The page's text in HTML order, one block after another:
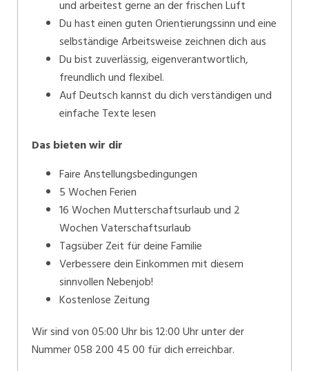
und arbeitest gerne an der frischen Luft
Du hast einen guten Orientierungssinn und eine
selbständige Arbeitsweise zeichnen dich aus
Du bist zuverlässig, eigenverantwortlich,
freundlich und flexibel.
Auf Deutsch kannst du dich verständigen und
einfache Texte lesen
Das bieten wir dir
Faire Anstellungsbedingungen
5 Wochen Ferien
16 Wochen Mutterschaftsurlaub und 2
Wochen Vaterschaftsurlaub
Tagsüber Zeit für deine Familie
Verbessere dein Einkommen mit diesem
sinnvollen Nebenjob!
Kostenlose Zeitung
Wir sind von 05:00 Uhr bis 12:00 Uhr unter der
Nummer 058 200 45 00 für dich erreichbar.